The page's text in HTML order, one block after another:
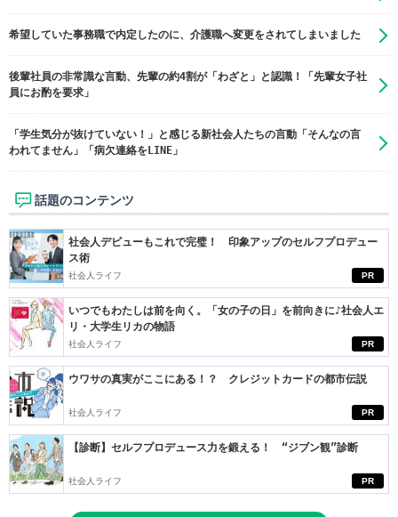
希望していた事務職で内定したのに、介護職へ変更をされてしまいました
後輩社員の非常識な言動、先輩の約4割が「わざと」と認識！「先輩女子社
員にお酌を要求」
「学生気分が抜けていない！」と感じる新社会人たちの言動「そんなの言
われてません」「病欠連絡をLINE」
話題のコンテンツ
PR
社会人デビューもこれで完璧！ 印象アップのセルフプロデュー
ス術
社会人ライフ
PR
いつでもわたしは前を向く。「女の子の日」を前向きに♪社会人エ
リ・大学生リカの物語
社会人ライフ
PR
ウワサの真実がここにある！？ クレジットカードの都市伝説
社会人ライフ
PR
【診断】セルフプロデュース力を鍛える！ “ジブン観”診断
社会人ライフ